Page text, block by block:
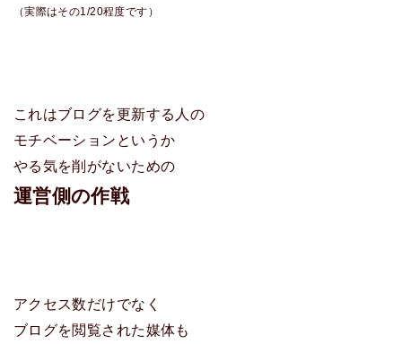
（実際はその1/20程度です）
これはブログを更新する人の
モチベーションというか
やる気を削がないための
運営側の作戦
アクセス数だけでなく
ブログを閲覧された媒体も